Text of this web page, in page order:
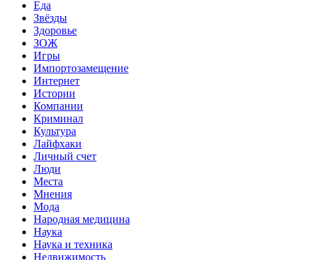
Еда
Звёзды
Здоровье
ЗОЖ
Игры
Импортозамещение
Интернет
Истории
Компании
Криминал
Культура
Лайфхаки
Личный счет
Люди
Места
Мнения
Мода
Народная медицина
Наука
Наука и техника
Недвижимость